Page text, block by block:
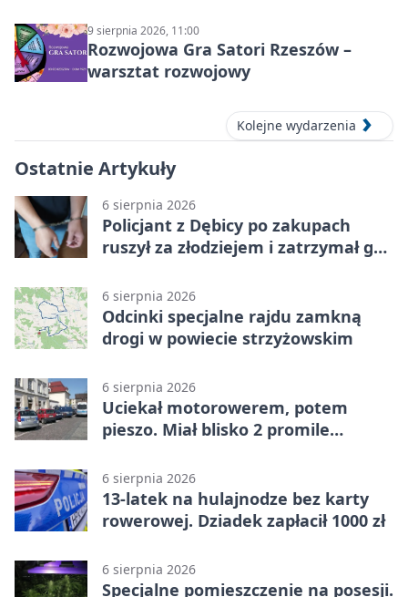
9 sierpnia 2026, 11:00
Rozwojowa Gra Satori Rzeszów –
warsztat rozwojowy
Kolejne wydarzenia
Ostatnie Artykuły
6 sierpnia 2026
Policjant z Dębicy po zakupach
ruszył za złodziejem i zatrzymał go
6 sierpnia 2026
Odcinki specjalne rajdu zamkną
drogi w powiecie strzyżowskim
6 sierpnia 2026
Uciekał motorowerem, potem
pieszo. Miał blisko 2 promile
6 sierpnia 2026
13-latek na hulajnodze bez karty
rowerowej. Dziadek zapłacił 1000 zł
6 sierpnia 2026
Specjalne pomieszczenie na posesji.